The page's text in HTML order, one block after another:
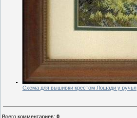
Схема для вышивки крестом Лошади у ручья
Всего комментариев: 0